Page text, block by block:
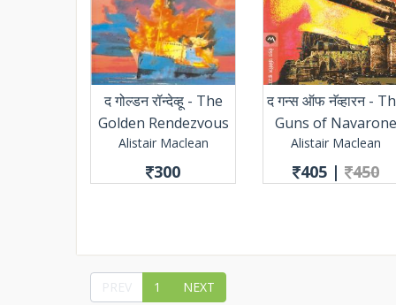
द गोल्डन रॉन्देव्हू - The
Golden Rendezvous
Alistair Maclean
300
द गन्स ऑफ नॅव्हारन -
Guns of Navarone
Alistair Maclean
405 | 450
PREV 1 NEXT